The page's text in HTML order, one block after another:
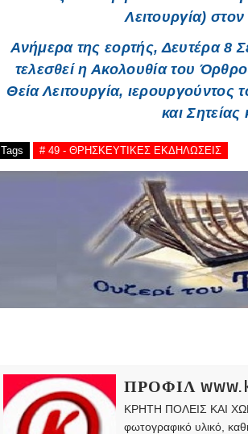
Λειτουργία)
Ανήμερα της εορτής, Δευτέρα 8
τελεσθεί η Ακολουθία του
Θεία Λειτουργία,
και
Tags # 49 - ΘΡΗΣΚΕΥΤΙΚΕΣ ΕΚΔΗΛΩΣΕΙΣ
ΠΡΟΦΙΛ
ΚΡΗΤΗ ΠΟΛΕΙΣ ΚΑΙ
φωτογραφικό υλικό,